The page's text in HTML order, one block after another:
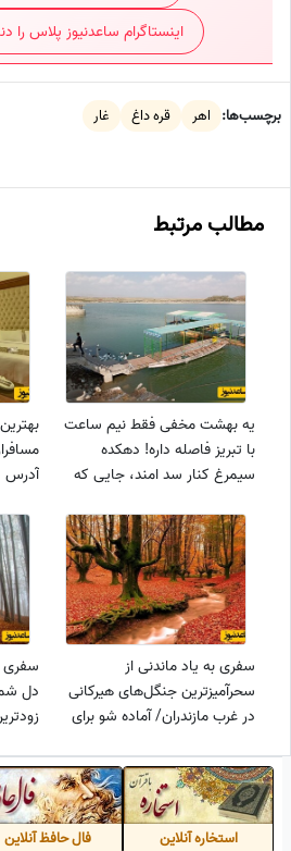
اینستاگرام ساعدنیوز پلاس را
برچسب‌ها: اهر قره داغ
غار
مطالب مرتبط
یه بهشت مخفی فقط نیم ساعت
با تبریز فاصله داره! دهکده
سیمرغ کنار سد امند، جایی که
آدرس
سفری به یاد ماندنی از
سحرآمیزترین جنگل‌های هیرکانی
در غرب مازندران/ آماده شو برای
سفری
دل
استخاره آنلاین فال حافظ آنلاین